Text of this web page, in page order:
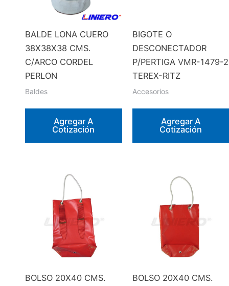
BALDE LONA CUERO
38X38X38 CMS.
C/ARCO CORDEL
PERLON
Baldes
Agregar A
Cotización
BIGOTE O
DESCONECTADOR
P/PERTIGA VMR-1479-2
TEREX-RITZ
Accesorios
Agregar A
Cotización
BOLSO 20X40 CMS.
BOLSO 20X40 CMS.